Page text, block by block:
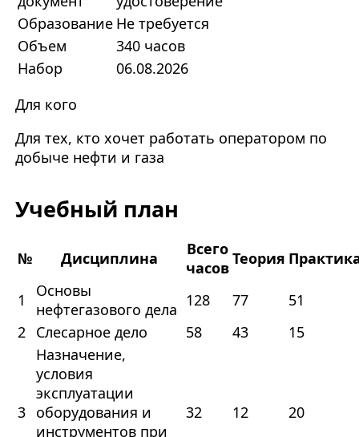
Образование Не требуется
Объем
340 часов
Набор
06.08.2026
Для кого
Для тех, кто хочет работать оператором по
добыче нефти и газа
Учебный план
№ Дисциплина
Всего
часовТеория
1
Основы
нефтегазового дела 128 77
51
2 Слесарное дело 58 43 15
3
Назначение,
условия
эксплуатации
оборудования и
инструментов при
32 12 20